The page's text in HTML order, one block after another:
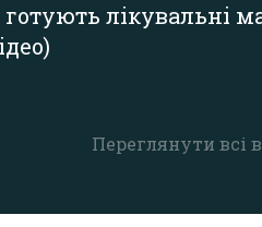
Переглянути всі
лікувальні